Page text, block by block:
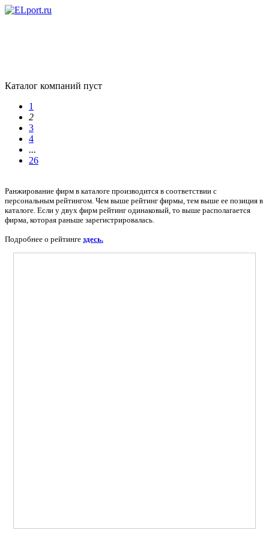
Каталог компаний пуст
1
2
3
4
...
26
Ранжирование фирм в каталоге производится в соответствии с
персональным рейтингом. Чем выше рейтинг фирмы, тем выше ее позиция в
каталоге. Если у двух фирм рейтинг одинаковый, то выше располагается
фирма, которая раньше зарегистрировалась.
Подробнее о рейтинге здесь.